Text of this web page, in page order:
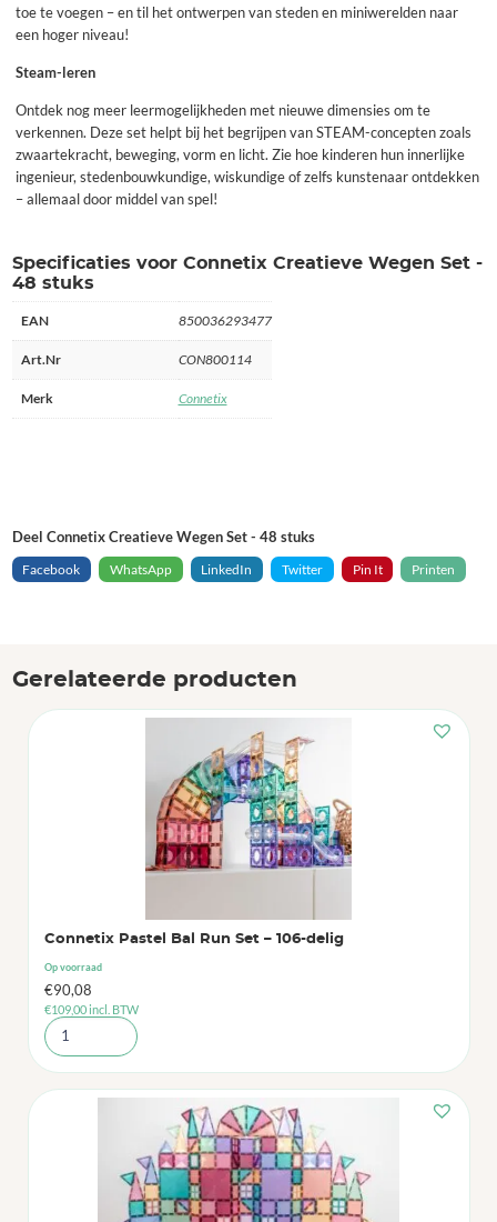
toe te voegen – en til het ontwerpen van steden en miniwerelden naar
een hoger niveau!
Steam-leren
Ontdek nog meer leermogelijkheden met nieuwe dimensies om te
verkennen. Deze set helpt bij het begrijpen van STEAM-concepten zoals
zwaartekracht, beweging, vorm en licht. Zie hoe kinderen hun innerlijke
ingenieur, stedenbouwkundige, wiskundige of zelfs kunstenaar ontdekken
– allemaal door middel van spel!
Specificaties voor Connetix Creatieve Wegen Set -
48 stuks
EAN 850036293477
Art.Nr CON800114
Merk Connetix
Deel Connetix Creatieve Wegen Set - 48 stuks
Facebook
WhatsApp LinkedIn Twitter Pin It Printen
Gerelateerde producten
Connetix Pastel Bal Run Set – 106-delig
Op voorraad
€90,08
€109,00incl. BTW